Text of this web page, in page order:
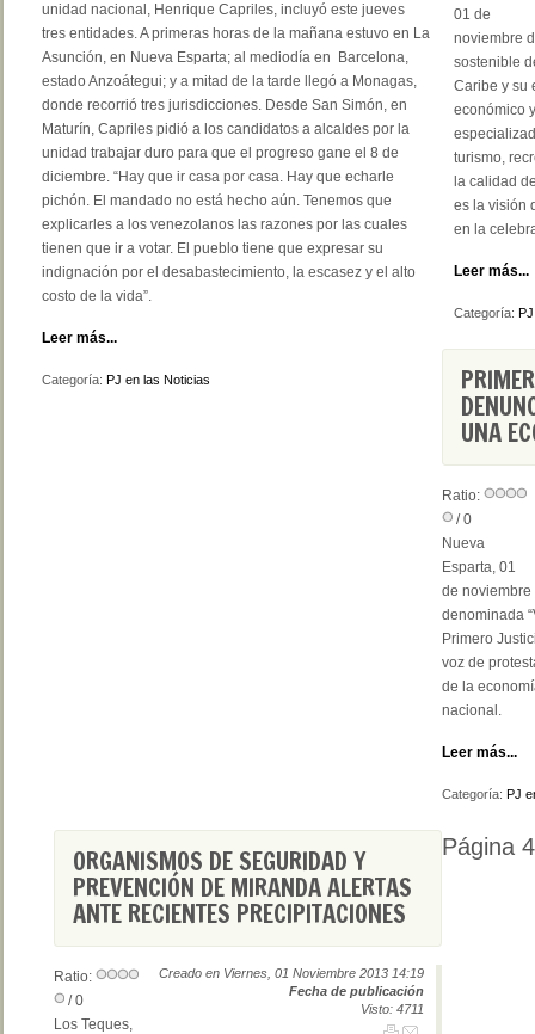
unidad nacional, Henrique Capriles, incluyó este jueves
tres entidades. A primeras horas de la mañana estuvo en La
Asunción, en Nueva Esparta; al mediodía en Barcelona,
estado Anzoátegui; y a mitad de la tarde llegó a Monagas,
donde recorrió tres jurisdicciones. Desde San Simón, en
Maturín, Capriles pidió a los candidatos a alcaldes por la
unidad trabajar duro para que el progreso gane el 8 de
diciembre. “Hay que ir casa por casa. Hay que echarle
pichón. El mandado no está hecho aún. Tenemos que
explicarles a los venezolanos las razones por las cuales
tienen que ir a votar. El pueblo tiene que expresar su
indignación por el desabastecimiento, la escasez y el alto
costo de la vida”.
Leer más...
Categoría: PJ en las Noticias
01 de
noviembre
sostenible
Caribe y su
económico
turismo,
la calidad
es la visión
en la
Leer más...
Categoría:
UNA
Ratio:
/ 0
Nueva
Esparta, 01
de noviembre
denominada
Primero
voz de
de la
nacional.
Leer más...
Categoría: PJ
ORGANISMOS DE SEGURIDAD Y
PREVENCIÓN DE MIRANDA ALERTAS
ANTE RECIENTES PRECIPITACIONES
Creado en Viernes, 01 Noviembre 2013 14:19
Fecha de publicación
Visto: 4711
Ratio:
/ 0
Los Teques,
Página